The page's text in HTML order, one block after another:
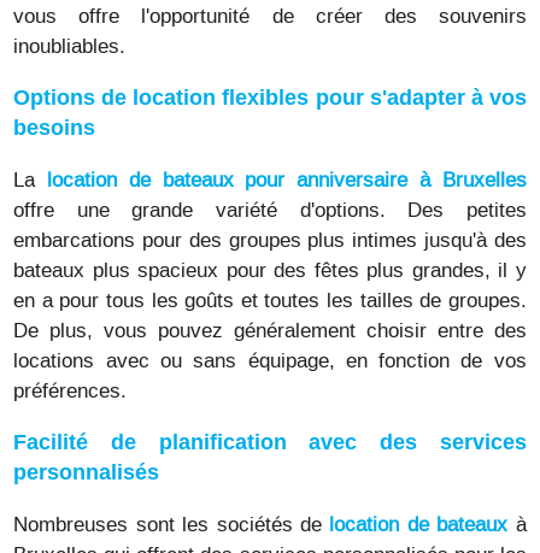
vous offre l'opportunité de créer des souvenirs
inoubliables.
Options de location flexibles pour s'adapter à vos
besoins
La location de bateaux pour anniversaire à Bruxelles
offre une grande variété d'options. Des petites
embarcations pour des groupes plus intimes jusqu'à des
bateaux plus spacieux pour des fêtes plus grandes, il y
en a pour tous les goûts et toutes les tailles de groupes.
De plus, vous pouvez généralement choisir entre des
locations avec ou sans équipage, en fonction de vos
préférences.
Facilité de planification avec des services
personnalisés
Nombreuses sont les sociétés de location de bateaux à